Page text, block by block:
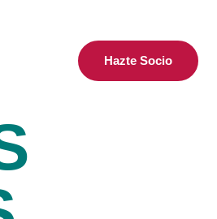
Hazte Socio